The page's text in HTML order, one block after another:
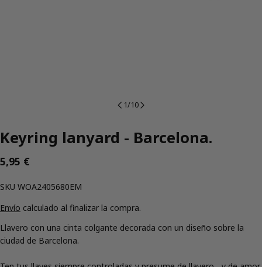
1/10
Keyring lanyard - Barcelona.
Precio
5,95 €
SKU SKU:
WOA2405680EM
Envío calculado al finalizar la compra.
Llavero con una cinta colgante decorada con un diseño sobre la
ciudad de Barcelona.